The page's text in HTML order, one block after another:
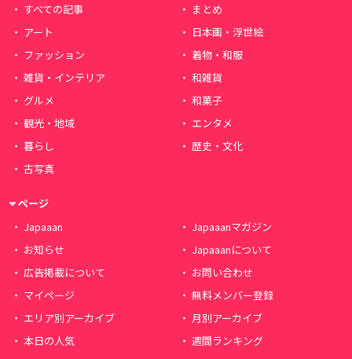
すべての記事
まとめ
アート
日本画・浮世絵
ファッション
着物・和服
雑貨・インテリア
和雑貨
グルメ
和菓子
観光・地域
エンタメ
暮らし
歴史・文化
古写真
ページ
Japaaan
Japaaanマガジン
お知らせ
Japaaanについて
広告掲載について
お問い合わせ
マイページ
無料メンバー登録
エリア別アーカイブ
月別アーカイブ
本日の人気
週間ランキング